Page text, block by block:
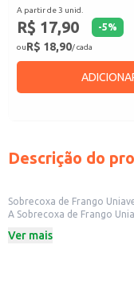
A partir de 3 unid.
R$ 17,90 -5%
ouR$ 18,90/ cada
Descrição do
Sobrecoxa de Frango
A Sobrecoxa de Frango Uniaves Congelada, em
Dicas de uso:
Ver mais